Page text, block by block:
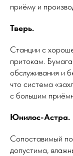
приёму и
Тверь.
Станции с
притокам.
обслуживания и
что система
с большим
Юнилос-Астра.
Сопоставимый
допустима,